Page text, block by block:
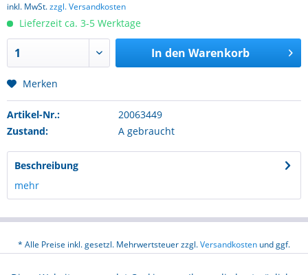
inkl. MwSt.zzgl. Versandkosten
Lieferzeit ca. 3-5 Werktage
In den Warenkorb
Merken
Artikel-Nr.:
20063449
Zustand:
A gebraucht
Beschreibung
mehr
* Alle Preise inkl. gesetzl. Mehrwertsteuer zzgl.Versandkosten und ggf.